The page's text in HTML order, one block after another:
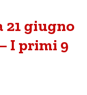
21 giugno
I primi 9